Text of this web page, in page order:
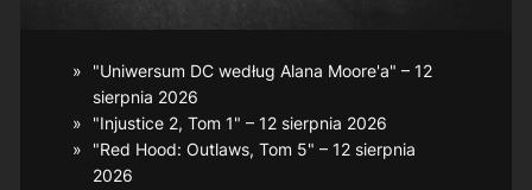
"Uniwersum DC według Alana Moore'a" – 12
sierpnia 2026
"Injustice 2, Tom 1" – 12 sierpnia 2026
"Red Hood: Outlaws, Tom 5" – 12 sierpnia
2026